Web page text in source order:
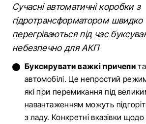
Сучасні автоматичні коробки з
гідротрансформатором швидко
перегріваються під час
небезпечно для АКП
Буксирувати важкі причепи
автомобілі. Це непростий
які при перемикання під
навантаженням можуть
з ладу. Конкретні вказівки